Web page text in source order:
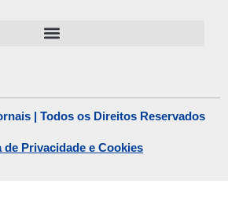
| Todos os Direitos Reservados
de Privacidade e Cookies